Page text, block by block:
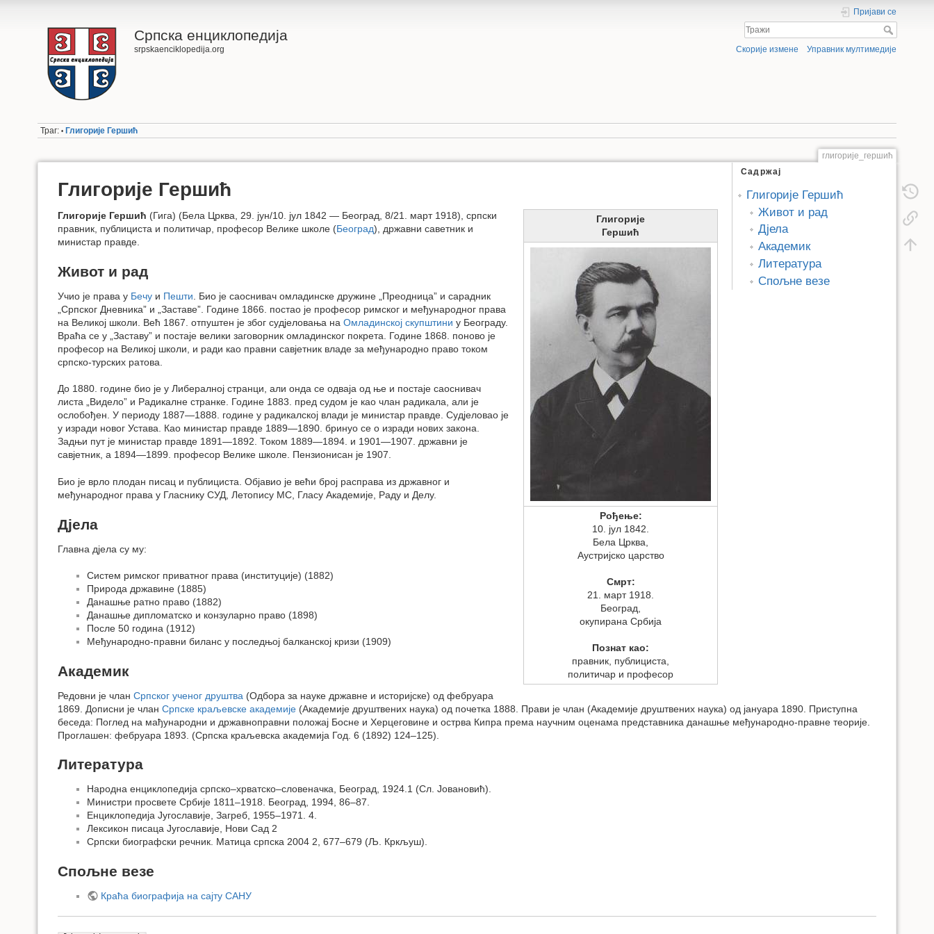
Српска енциклопедија
srpskaenciklopedija.org
Пријави се
Скорије измене Управник мултимедије
Траг: • Глигорије Гершић
глигорије_гершић
Садржај
Глигорије Гершић
Живот и рад
Дјела
Академик
Литература
Спољне везе
Глигорије Гершић
Глигорије
Гершић
Рођење:
10. јул 1842.
Бела Црква,
Аустријско царство
Смрт:
21. март 1918.
Београд,
окупирана Србија
Познат као:
правник, публициста,
политичар и професор
Глигорије Гершић (Гига) (Бела Црква, 29. јун/10. јул 1842 — Београд, 8/21. март 1918), српски
правник, публициста и политичар, професор Велике школе (Београд), државни саветник и
министар правде.
Живот и рад
Учио је права у Бечу и Пешти . Био је саоснивач омладинске дружине „Преодница” и сарадник
„Српског Дневника” и „Заставе”. Године 1866. постао је професор римског и међународног права
на Великој школи. Већ 1867. отпуштен је због судјеловања на Омладинској скупштини у Београду.
Враћа се у „Заставу” и постаје велики заговорник омладинског покрета. Године 1868. поново је
професор на Великој школи, и ради као правни савјетник владе за међународно право током
српско-турских ратова.
До 1880. године био је у Либералној странци, али онда се одваја од ње и постаје саоснивач
листа „Видело” и Радикалне странке. Године 1883. пред судом је као члан радикала, али је
ослобођен. У периоду 1887—1888. године у радикалској влади је министар правде. Судјеловао је
у изради новог Устава. Као министар правде 1889—1890. бринуо се о изради нових закона.
Задњи пут је министар правде 1891—1892. Током 1889—1894. и 1901—1907. државни је
савјетник, а 1894—1899. професор Велике школе. Пензионисан је 1907.
Био је врло плодан писац и публициста. Објавио је већи број расправа из државног и
међународног права у Гласнику СУД, Летопису МС, Гласу Академије, Раду и Делу.
Дјела
Главна дјела су му:
Систем римског приватног права (институције) (1882)
Природа државине (1885)
Данашње ратно право (1882)
Данашње дипломатско и конзуларно право (1898)
После 50 година (1912)
Међународно-правни биланс у последњој балканској кризи (1909)
Академик
Редовни је члан Српског ученог друштва (Одбора за науке државне и историјске) од фебруара
1869. Дописни је члан Српске краљевске академије (Академије друштвених наука) од почетка 1888. Прави је члан (Академије друштвених наука) од јануара 1890. Приступна
беседа: Поглед на мађународни и државноправни положај Босне и Херцеговине и острва Кипра према научним оценама представника данашње међународно-правне теорије.
Проглашен: фебруара 1893. (Српска краљевска академија Год. 6 (1892) 124–125).
Литература
Народна енциклопедија српско–хрватско–словеначка, Београд, 1924.1 (Сл. Јовановић).
Министри просвете Србије 1811–1918. Београд, 1994, 86–87.
Енциклопедија Југославије, Загреб, 1955–1971. 4.
Лексикон писаца Југославије, Нови Сад 2
Српски биографски речник. Матица српска 2004 2, 677–679 (Љ. Кркљуш).
Спољне везе
Краћа биографија на сајту САНУ